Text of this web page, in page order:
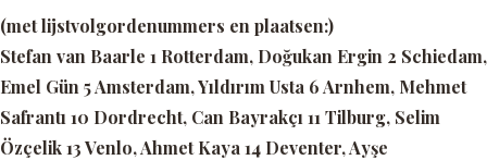
(met lijstvolgordenummers en plaatsen:)
Stefan van Baarle 1 Rotterdam, Doğukan Ergin 2 Schiedam,
Emel Gün 5 Amsterdam, Yıldırım Usta 6 Arnhem, Mehmet
Safrantı 10 Dordrecht, Can Bayrakçı 11 Tilburg, Selim
Özçelik 13 Venlo, Ahmet Kaya 14 Deventer, Ayşe